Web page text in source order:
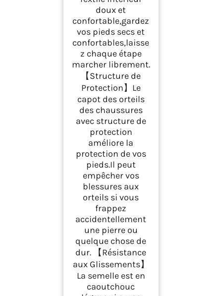
Chaussure de
Marche,Beige Bleu,43
EU
doux et
confortable,gardez
vos pieds secs et
confortables,laisse
z chaque étape
marcher librement.
【Structure de
Protection】Le
capot des orteils
des chaussures
avec structure de
protection
améliore la
protection de vos
pieds.Il peut
empêcher vos
blessures aux
orteils si vous
frappez
accidentellement
une pierre ou
quelque chose de
dur. 【Résistance
aux Glissements】
La semelle est en
caoutchouc